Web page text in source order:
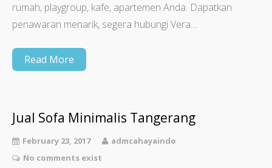
rumah, playgroup, kafe, apartemen Anda. Dapatkan
penawaran menarik, segera hubungi Vera…
Read More
Jual Sofa Minimalis Tangerang
February 23, 2017
admcahayaindo
No comments exist